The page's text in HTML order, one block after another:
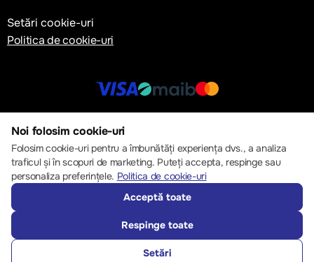
Setări cookie-uri
Politica de cookie-uri
© 2013 – 2026 ECOM
Noi folosim cookie-uri
Folosim cookie-uri pentru a îmbunătăți experiența dvs., a analiza
traficul și în scopuri de marketing. Puteți accepta, respinge sau
personaliza preferințele. Politica de cookie-uri
Acceptă toate
Respinge toate
Setări